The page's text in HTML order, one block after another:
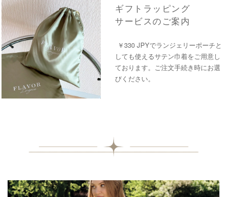
ギフトラッピング
サービスのご案内
￥330 JPYでランジェリーポーチと
しても使えるサテン巾着をご用意し
ております。ご注文手続き時にお選
びください。